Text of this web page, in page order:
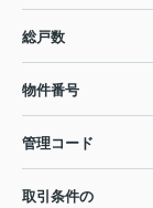
総戸数
物件番号
管理コード
取引条件の